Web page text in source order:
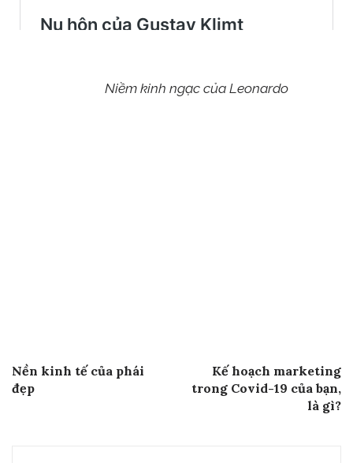
Niềm kinh ngạc của Leonardo
Post
navigation
Nền kinh tế của phái
đẹp
Kế hoạch marketing
trong Covid-19 của bạn,
là gì?